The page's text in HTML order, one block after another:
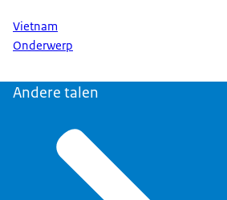
Vietnam
Onderwerp
Andere talen